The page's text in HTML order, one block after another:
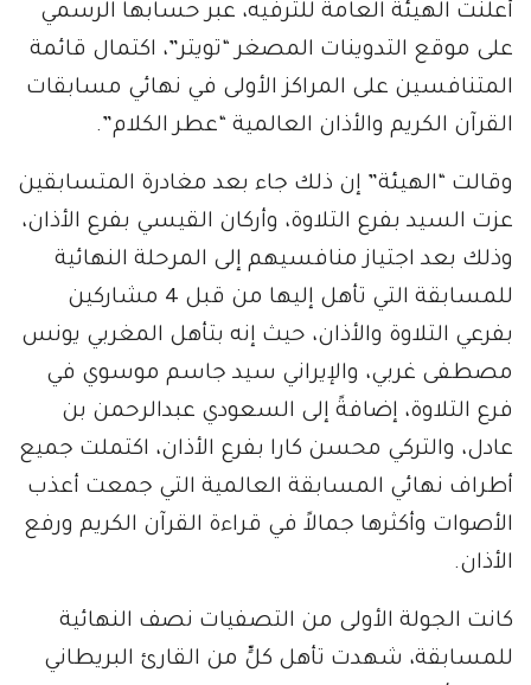
أعلنت الهيئة العامة للترفيه، عبر حسابها الرسمي
على موقع التدوينات المصغر “تويتر”، اكتمال قائمة
المتنافسين على المراكز الأولى في نهائي مسابقات
القرآن الكريم والأذان العالمية “عطر الكلام”.
وقالت “الهيئة” إن ذلك جاء بعد مغادرة المتسابقين
عزت السيد بفرع التلاوة، وأركان القيسي بفرع الأذان،
وذلك بعد اجتياز منافسيهم إلى المرحلة النهائية
للمسابقة التي تأهل إليها من قبل 4 مشاركين
بفرعي التلاوة والأذان، حيث إنه بتأهل المغربي يونس
مصطفى غربي، والإيراني سيد جاسم موسوي في
فرع التلاوة، إضافةً إلى السعودي عبدالرحمن بن
عادل، والتركي محسن كارا بفرع الأذان، اكتملت جميع
أطراف نهائي المسابقة العالمية التي جمعت أعذب
الأصوات وأكثرها جمالاً في قراءة القرآن الكريم ورفع
الأذان.
كانت الجولة الأولى من التصفيات نصف النهائية
للمسابقة، شهدت تأهل كلٍّ من القارئ البريطاني